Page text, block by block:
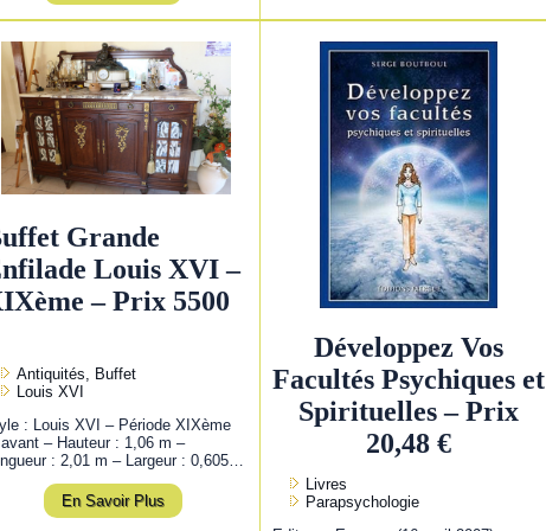
Grande
Louis XVI –
– Prix 5500
Antiquités, Buffet
Louis XVI
: Louis XVI – Période XIXème
– Hauteur : 1,06 m –
: 2,01 m – Largeur : 0,605…
En Savoir Plus
Développez Vos
Facultés Psychiques et
Spirituelles – Prix
20,48 €
Livres
Parapsychologie